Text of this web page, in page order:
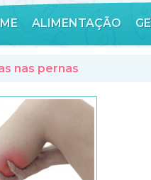
ALIMENTAÇÃO
nas pernas